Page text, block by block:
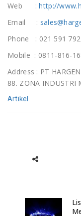
Web :http://
Email :
Phone : 021 591
Mobile : 0811-816-
Address : PT
88. ZONA INDUSTRI
Artikel